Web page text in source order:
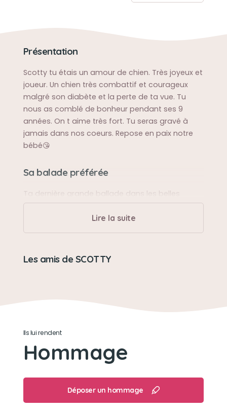
Présentation
Scotty tu étais un amour de chien. Très joyeux et
joueur. Un chien très combattif et courageux
malgré son diabète et la perte de ta vue. Tu
nous as comblé de bonheur pendant ses 9
années. On t aime très fort. Tu seras gravé à
jamais dans nos coeurs. Repose en paix notre
bébé😘
Sa balade préférée
Ta dernière grande ballade dans les belles
montagnes du mont Blanc lieu de tes dernières
Ton petit cochon bleu qui fait couic
Son loisir préféré
Lire la suite
Les amis de SCOTTY
Ils lui rendent
Hommage
Déposer un hommage